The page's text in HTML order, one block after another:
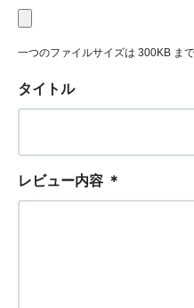
一つのファイルサイズは 300KB ま
タイトル
レビュー内容 ＊